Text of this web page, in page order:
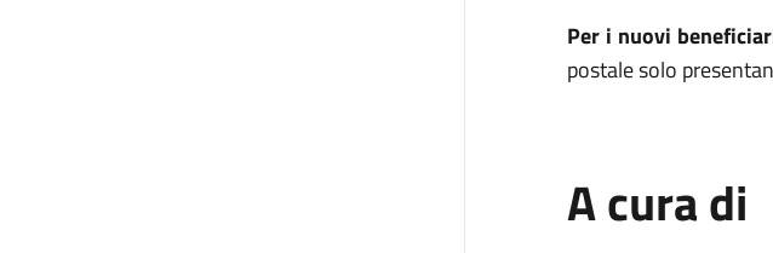
Per i nuovi
postale solo
A cura di